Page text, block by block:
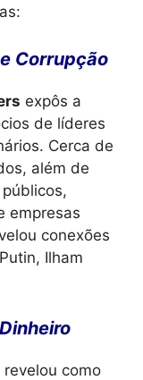
Corrupção
expôs a
de líderes
Cerca de
além de
empresas
conexões
Ilham
revelou como